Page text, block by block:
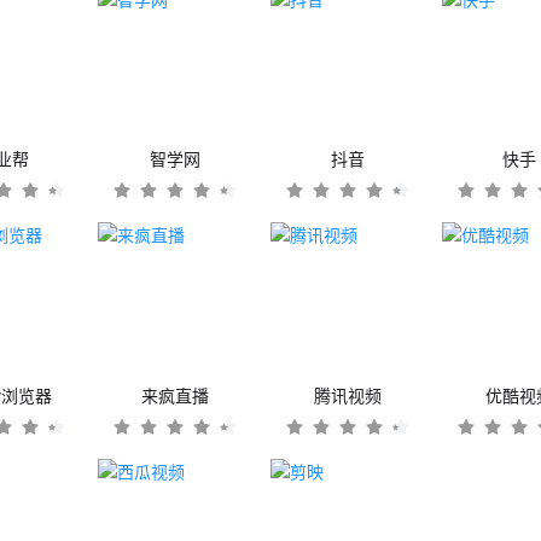
帮 智学网 抖音 快手
览器 来疯直播 腾讯视频 优酷视